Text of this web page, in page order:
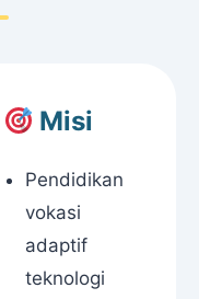
Misi
Pendidikan
vokasi
adaptif
teknologi